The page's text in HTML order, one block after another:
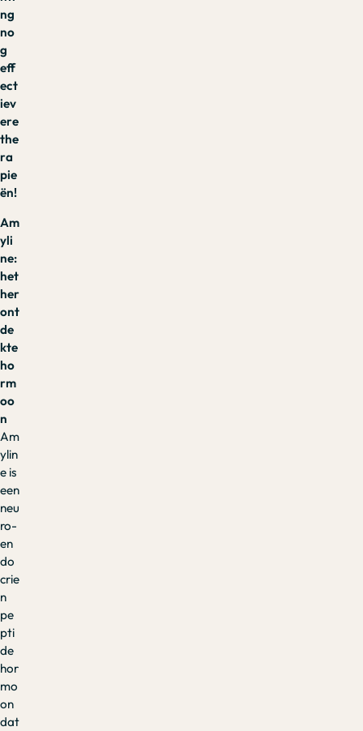
ng
no
g
eff
ect
iev
ere
the
ra
pie
ën!
Am
yli
ne:
het
her
ont
de
kte
ho
rm
oo
n
Am
ylin
e is
een
neu
ro-
en
do
crie
n
pe
pti
de
hor
mo
on
dat